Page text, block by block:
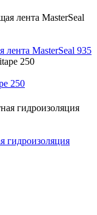
лента MasterSeal 935
250
гидроизоляция